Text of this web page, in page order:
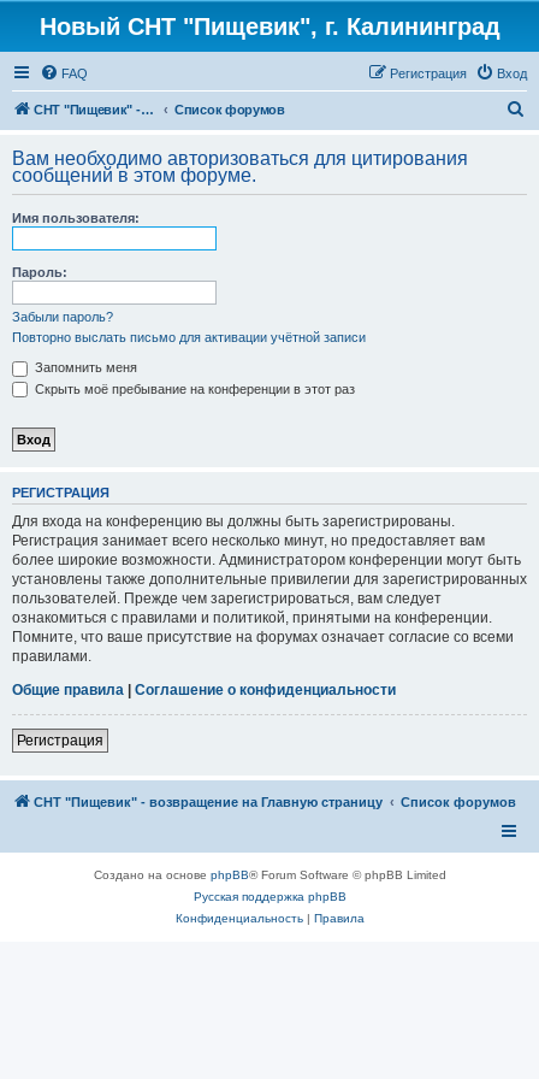
Новый СНТ "Пищевик", г. Калининград
FAQ Вход
Регистрация
СНТ "Пищевик" - возвращение на Главную страницу Список форумов
с
Вам необходимо авторизоваться для цитирования
сообщений в этом форуме.
Имя пользователя:
Пароль:
Забыли пароль?
Повторно выслать письмо для активации учётной записи
Запомнить меня
Скрыть моё пребывание на конференции в этот раз
РЕГИСТРАЦИЯ
Для входа на конференцию вы должны быть зарегистрированы.
Регистрация занимает всего несколько минут, но предоставляет вам
более широкие возможности. Администратором конференции могут быть
установлены также дополнительные привилегии для зарегистрированных
пользователей. Прежде чем зарегистрироваться, вам следует
ознакомиться с правилами и политикой, принятыми на конференции.
Помните, что ваше присутствие на форумах означает согласие со всеми
правилами.
Общие правила | Соглашение о конфиденциальности
Регистрация
СНТ "Пищевик" - возвращение на Главную страницу Список форумов
Создано на основе phpBB® Forum Software © phpBB Limited
Русская поддержка phpBB
Конфиденциальность| Правила